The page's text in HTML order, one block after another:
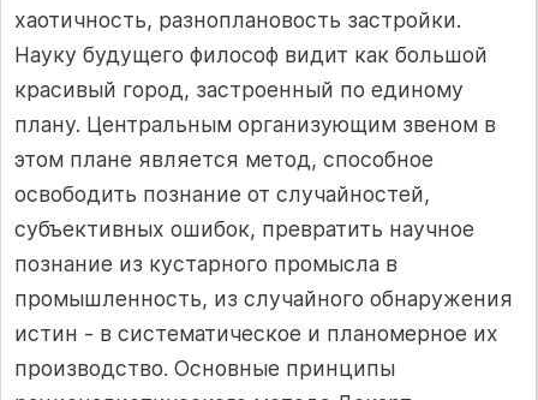
хаотичность, разноплановость застройки.
Науку будущего философ видит как большой
красивый город, застроенный по единому
плану. Центральным организующим звеном в
этом плане является метод, способное
освободить познание от случайностей,
субъективных ошибок, превратить научное
познание из кустарного промысла в
промышленность, из случайного обнаружения
истин - в систематическое и планомерное их
производство. Основные принципы